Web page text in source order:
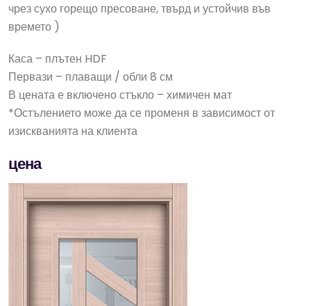
чрез сухо горещо пресоване, твърд и устойчив във
времето )
Каса – плътен HDF
Первази – плаващи / обли 8 см
В цената е включено стъкло – химичен мат
*Остълението може да се променя в зависимост от
изискванията на клиента
цена